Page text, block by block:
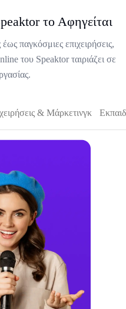
το Αφηγείται
παγκόσμιες επιχειρήσεις,
του Speaktor ταιριάζει σε
& Μάρκετινγκ